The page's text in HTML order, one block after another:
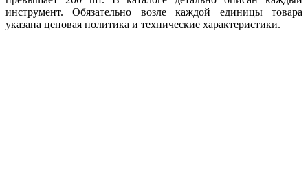
инструмент. Обязательно возле каждой единицы товара
указана ценовая политика и технические характеристики.